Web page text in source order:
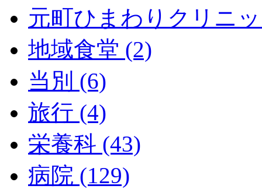
元町ひまわりクリニ
地域食堂 (2)
当別 (6)
旅行 (4)
栄養科 (43)
病院 (129)